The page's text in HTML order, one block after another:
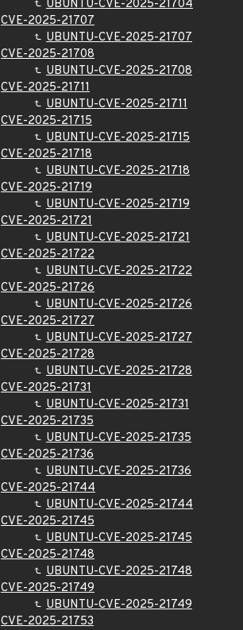
UBUNTU-CVE-2025-21704
CVE-2025-21707
UBUNTU-CVE-2025-21707
CVE-2025-21708
UBUNTU-CVE-2025-21708
CVE-2025-21711
UBUNTU-CVE-2025-21711
CVE-2025-21715
UBUNTU-CVE-2025-21715
CVE-2025-21718
UBUNTU-CVE-2025-21718
CVE-2025-21719
UBUNTU-CVE-2025-21719
CVE-2025-21721
UBUNTU-CVE-2025-21721
CVE-2025-21722
UBUNTU-CVE-2025-21722
CVE-2025-21726
UBUNTU-CVE-2025-21726
CVE-2025-21727
UBUNTU-CVE-2025-21727
CVE-2025-21728
UBUNTU-CVE-2025-21728
CVE-2025-21731
UBUNTU-CVE-2025-21731
CVE-2025-21735
UBUNTU-CVE-2025-21735
CVE-2025-21736
UBUNTU-CVE-2025-21736
CVE-2025-21744
UBUNTU-CVE-2025-21744
CVE-2025-21745
UBUNTU-CVE-2025-21745
CVE-2025-21748
UBUNTU-CVE-2025-21748
CVE-2025-21749
UBUNTU-CVE-2025-21749
CVE-2025-21753